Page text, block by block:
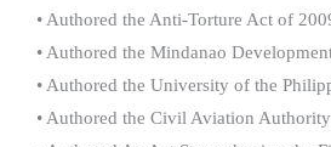
• Authored the Anti-Torture Act of
• Authored the Mindanao
• Authored the University of the
• Authored the Civil Aviation